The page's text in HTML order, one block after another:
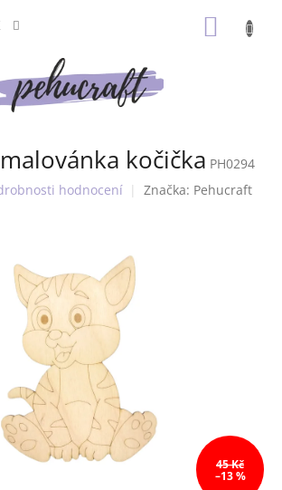
kočička PH0294
hodnocení Značka: Pehucraft
45 Kč
–13 %